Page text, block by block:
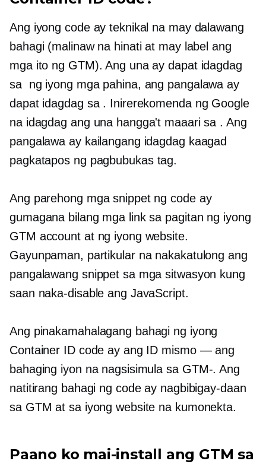
Ang iyong code ay teknikal na may dalawang
bahagi (malinaw na hinati at may label ang
mga ito ng GTM). Ang una ay dapat idagdag
sa ng iyong mga pahina, ang pangalawa ay
dapat idagdag sa . Inirerekomenda ng Google
na idagdag ang una hangga't maaari sa . Ang
pangalawa ay kailangang idagdag kaagad
pagkatapos ng pagbubukas tag.
Ang parehong mga snippet ng code ay
gumagana bilang mga link sa pagitan ng iyong
GTM account at ng iyong website.
Gayunpaman, partikular na nakakatulong ang
pangalawang snippet sa mga sitwasyon kung
saan naka-disable ang JavaScript.
Ang pinakamahalagang bahagi ng iyong
Container ID code ay ang ID mismo — ang
bahaging iyon na nagsisimula sa GTM-. Ang
natitirang bahagi ng code ay nagbibigay-daan
sa GTM at sa iyong website na kumonekta.
Paano ko mai-install ang GTM sa